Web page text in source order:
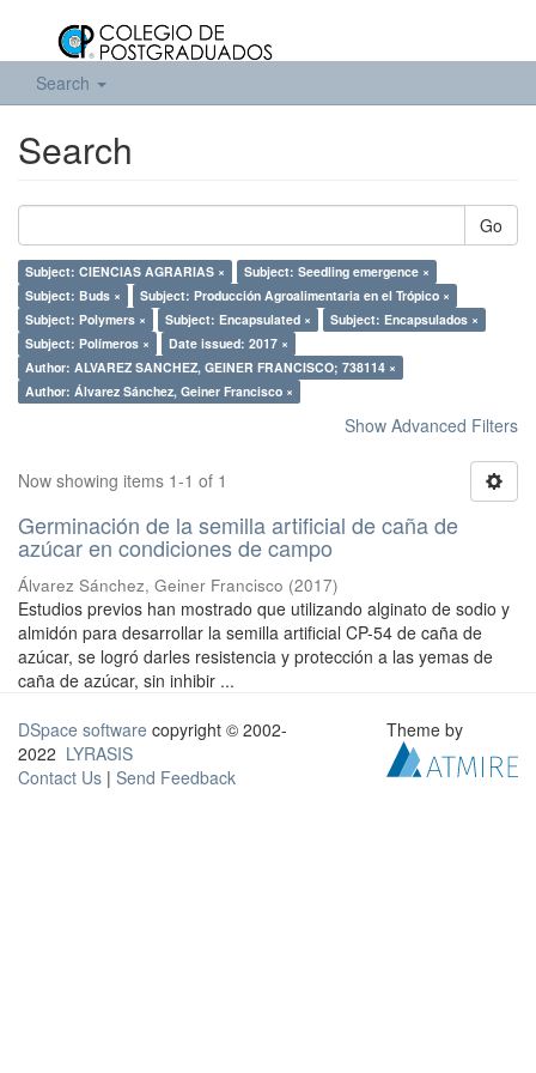
Search
Search
Go
Subject: CIENCIAS AGRARIAS ×
Subject: Seedling emergence ×
Subject: Buds ×
Subject: Producción Agroalimentaria en el Trópico ×
Subject: Polymers ×
Subject: Encapsulated ×
Subject: Encapsulados ×
Subject: Polímeros ×
Date issued: 2017 ×
Author: ALVAREZ SANCHEZ, GEINER FRANCISCO; 738114 ×
Author: Álvarez Sánchez, Geiner Francisco ×
Show Advanced Filters
Now showing items 1-1 of 1
Germinación de la semilla artificial de caña de
azúcar en condiciones de campo
Álvarez Sánchez, Geiner Francisco (2017)
Estudios previos han mostrado que utilizando alginato de sodio y
almidón para desarrollar la semilla artificial CP-54 de caña de
azúcar, se logró darles resistencia y protección a las yemas de
caña de azúcar, sin inhibir ...
DSpace software copyright © 2002-
2022 LYRASIS
Contact Us | Send Feedback
Theme by